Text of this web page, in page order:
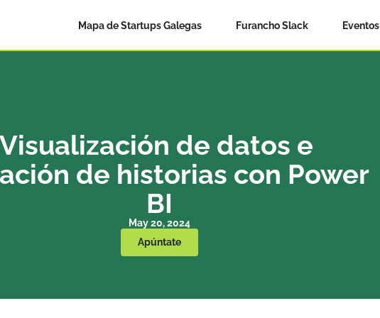
Mapa de Startups Galegas Furancho Slack Eventos
de datos e
de historias con Power
BI
May 20, 2024
Apúntate